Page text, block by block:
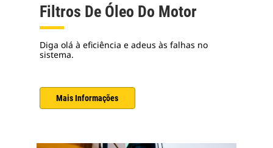
Filtros De Óleo Do Motor
Diga olá à eficiência e adeus às falhas no
sistema.
Mais Informações